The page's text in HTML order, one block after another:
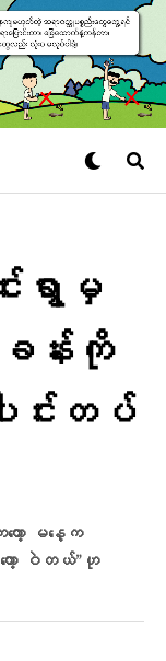
ရွာမှ
းကို
ါင်းတပ်
ော့ မနေ့က
ော့ ဝဲတယ်”ဟု